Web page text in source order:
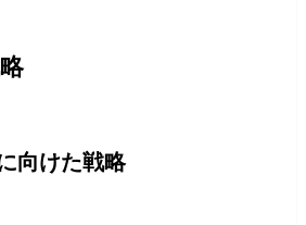
向けた戦略